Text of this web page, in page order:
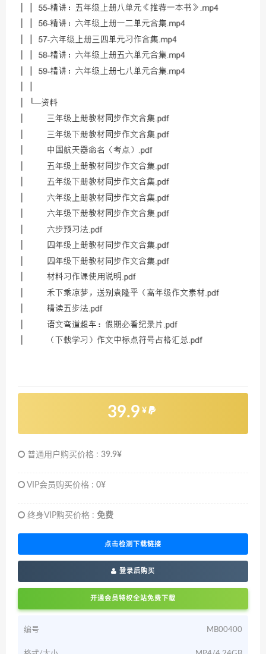
39.9 ¥
普通用户购买价格 : 39.9¥
VIP会员购买价格 : 0¥
终身VIP购买价格 : 免费
点击检测下载链接
登录后购买
开通会员特权全站免费下载
编号 MB00400